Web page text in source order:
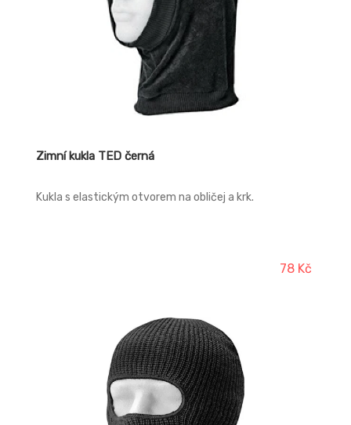
Zimní kukla TED černá
Kukla s elastickým otvorem na obličej a krk.
78 Kč